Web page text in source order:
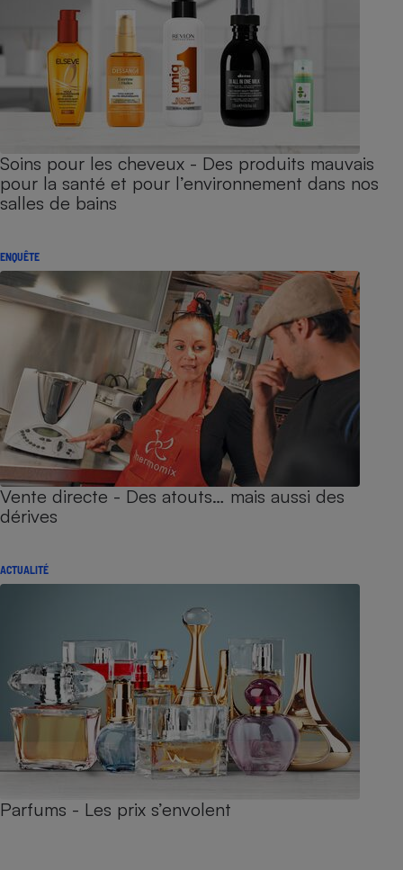
Soins pour les cheveux - Des produits mauvais
pour la santé et pour l’environnement dans nos
salles de bains
ENQUÊTE
Vente directe - Des atouts… mais aussi des
dérives
ACTUALITÉ
Parfums - Les prix s’envolent